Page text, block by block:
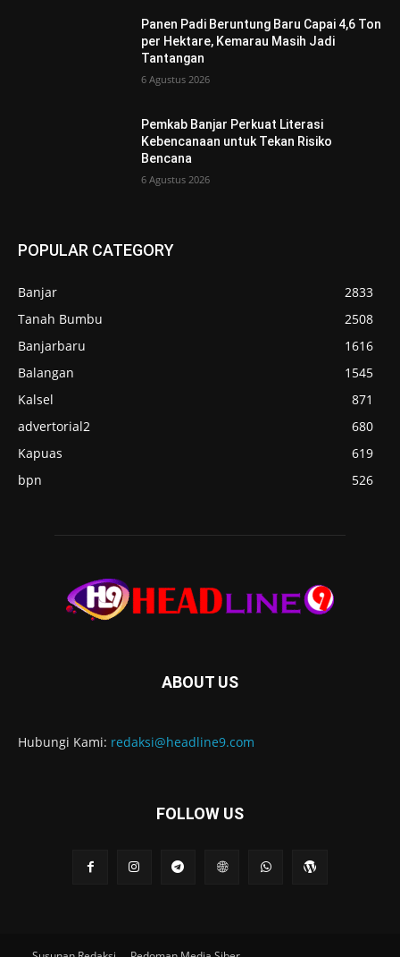
Panen Padi Beruntung Baru Capai 4,6 Ton
per Hektare, Kemarau Masih Jadi
Tantangan
6 Agustus 2026
Pemkab Banjar Perkuat Literasi
Kebencanaan untuk Tekan Risiko
Bencana
6 Agustus 2026
POPULAR CATEGORY
Banjar
2833
Tanah Bumbu
2508
Banjarbaru
1616
Balangan
1545
Kalsel
871
advertorial2
680
Kapuas
619
bpn
526
ABOUT US
Hubungi Kami: redaksi@headline9.com
FOLLOW US